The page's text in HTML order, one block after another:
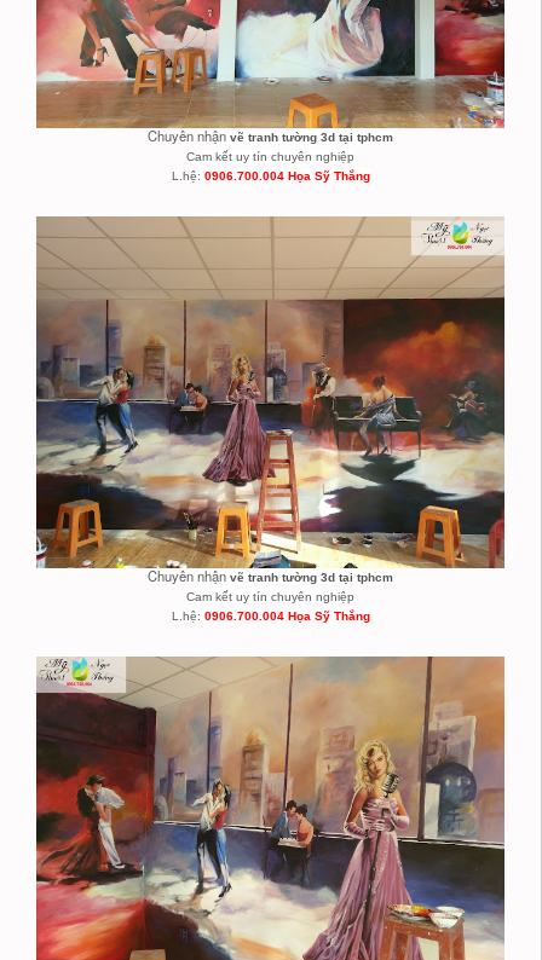
Chuyên nhận vẽ tranh tường 3d tại tphcm
Cam kết uy tín chuyên nghiệp
L.hệ: 0906.700.004 Họa Sỹ Thắng
Chuyên nhận vẽ tranh tường 3d tại tphcm
Cam kết uy tín chuyên nghiệp
L.hệ: 0906.700.004 Họa Sỹ Thắng